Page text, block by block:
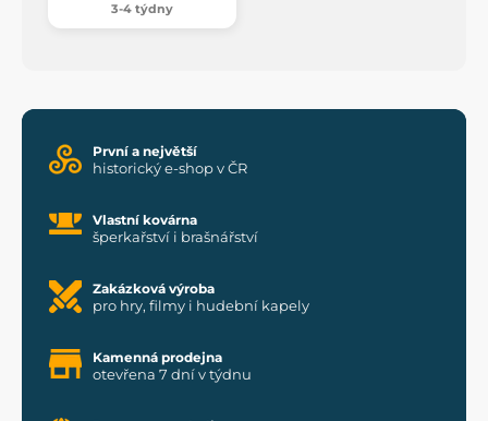
3-4 týdny
První a největší
historický e-shop v ČR
Vlastní kovárna
šperkařství i brašnářství
Zakázková výroba
pro hry, filmy i hudební kapely
Kamenná prodejna
otevřena 7 dní v týdnu